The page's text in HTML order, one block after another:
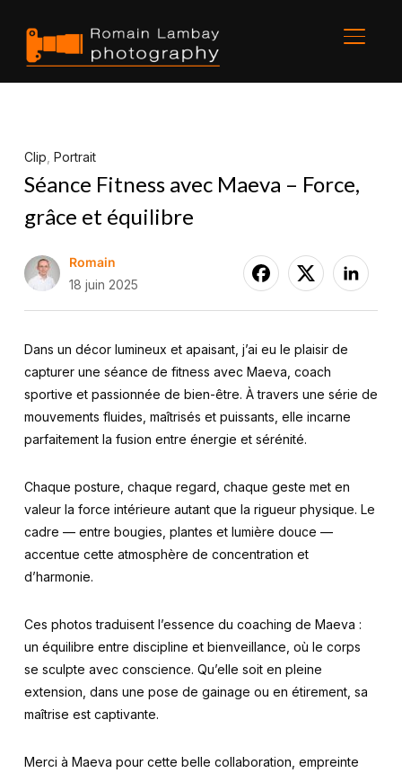
Clip Portrait
Séance Fitness avec Maeva – Force,
grâce et équilibre
Romain
18 juin 2025
Dans un décor lumineux et apaisant, j’ai eu le plaisir de
capturer une séance de fitness avec Maeva, coach
sportive et passionnée de bien-être. À travers une série de
mouvements fluides, maîtrisés et puissants, elle incarne
parfaitement la fusion entre énergie et sérénité.
Chaque posture, chaque regard, chaque geste met en
valeur la force intérieure autant que la rigueur physique. Le
cadre — entre bougies, plantes et lumière douce —
accentue cette atmosphère de concentration et
d’harmonie.
Ces photos traduisent l’essence du coaching de Maeva :
un équilibre entre discipline et bienveillance, où le corps
se sculpte avec conscience. Qu’elle soit en pleine
extension, dans une pose de gainage ou en étirement, sa
maîtrise est captivante.
Merci à Maeva pour cette belle collaboration, empreinte